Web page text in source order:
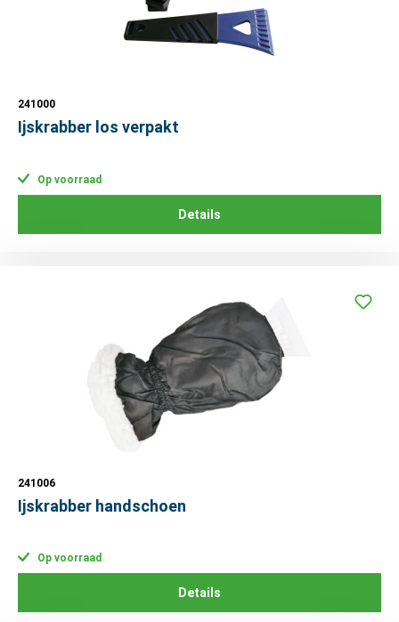
241000
Ijskrabber los verpakt
Op voorraad
Details
241006
Ijskrabber handschoen
Op voorraad
Details